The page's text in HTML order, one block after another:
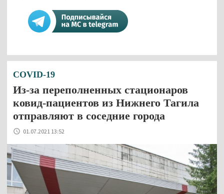
COVID-19
Из-за переполненных стационаров
ковид-пациентов из Нижнего Тагила
отправляют в соседние города
01.07.2021 13:52